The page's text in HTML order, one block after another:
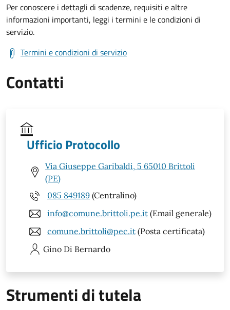
Per conoscere i dettagli di scadenze, requisiti e altre
informazioni importanti, leggi i termini e le condizioni di
servizio.
Termini e condizioni di servizio
Contatti
Ufficio Protocollo
Via Giuseppe Garibaldi, 5 65010 Brittoli
(PE)
085 849189 (Centralino)
info@comune.brittoli.pe.it (Email generale)
comune.brittoli@pec.it (Posta certificata)
Gino Di Bernardo
Strumenti di tutela